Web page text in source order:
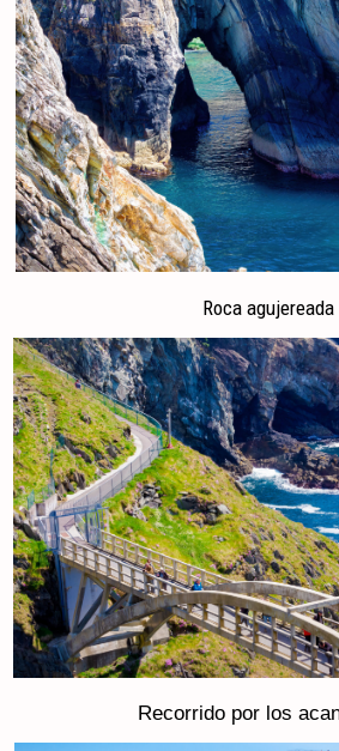
Roca agujereada
Recorrido por los